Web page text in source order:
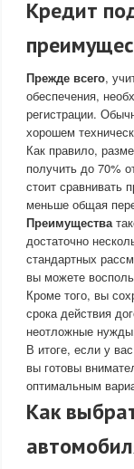
Кредит
Прежде всего,
обеспечения,
регистрации.
хорошем
Как правило,
получить до 70%
стоит сравнивать
меньше общая
Преимущества
достаточно
стандартных
вы можете
Кроме того, вы
срока действия
неотложные
В итоге, если у
вы готовы
оптимальным
Как